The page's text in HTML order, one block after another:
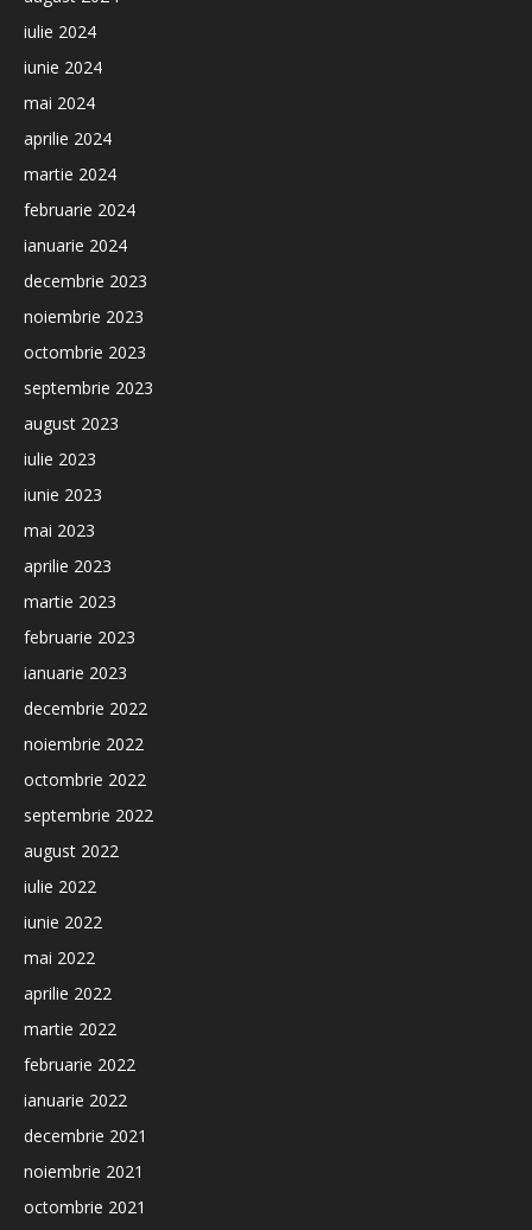
iulie 2024
iunie 2024
mai 2024
aprilie 2024
martie 2024
februarie 2024
ianuarie 2024
decembrie 2023
noiembrie 2023
octombrie 2023
septembrie 2023
august 2023
iulie 2023
iunie 2023
mai 2023
aprilie 2023
martie 2023
februarie 2023
ianuarie 2023
decembrie 2022
noiembrie 2022
octombrie 2022
septembrie 2022
august 2022
iulie 2022
iunie 2022
mai 2022
aprilie 2022
martie 2022
februarie 2022
ianuarie 2022
decembrie 2021
noiembrie 2021
octombrie 2021